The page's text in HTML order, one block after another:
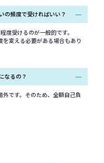
の頻度で受ければいい？
度受けるのが一般的です。
変える必要がある場合もあり
なるの？
です。そのため、全額自己負